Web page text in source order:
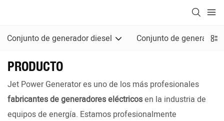
Conjunto de generador diesel Conjunto de
PRODUCTO
Jet Power Generator es uno de los más profesionales
fabricantes de generadores eléctricosen la industria de
equipos de energía. Estamos profesionalmente